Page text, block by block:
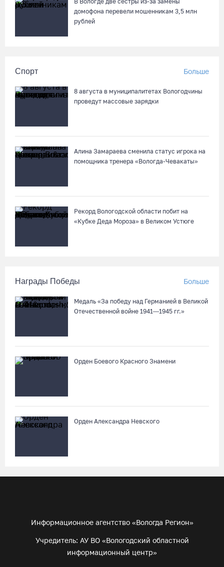
домофона перевели мошенникам 3,5 млн
рублей
Спорт Больше
8 августа в муниципалитетах Вологодчины
проведут массовые зарядки
Алина Замараева сменила статус игрока на
помощника тренера «Вологда-Чевакаты»
Рекорд Вологодской области побит на
«Кубке Деда Мороза» в Великом Устюге
Награды Победы Больше
Медаль «За победу над Германией в Великой
Отечественной войне 1941—1945 гг.»
Орден Боевого Красного Знамени
Орден Александра Невского
Информационное агентство «Вологда Регион»
Учредитель: АУ ВО «Вологодский областной
информационный центр»